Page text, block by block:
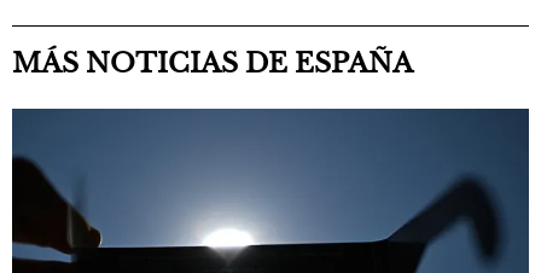
MÁS NOTICIAS DE ESPAÑA